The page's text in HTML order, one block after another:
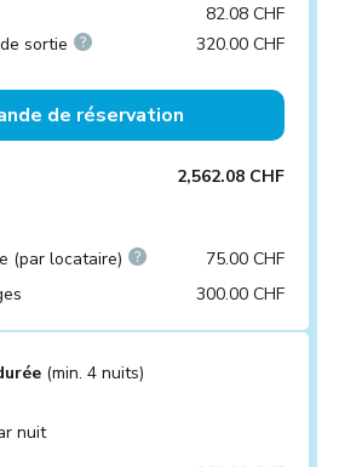
82.08 CHF
sortie
320.00 CHF
de réservation
2,562.08 CHF
(par locataire)
75.00 CHF
300.00 CHF
(min. 4 nuits)
nuit